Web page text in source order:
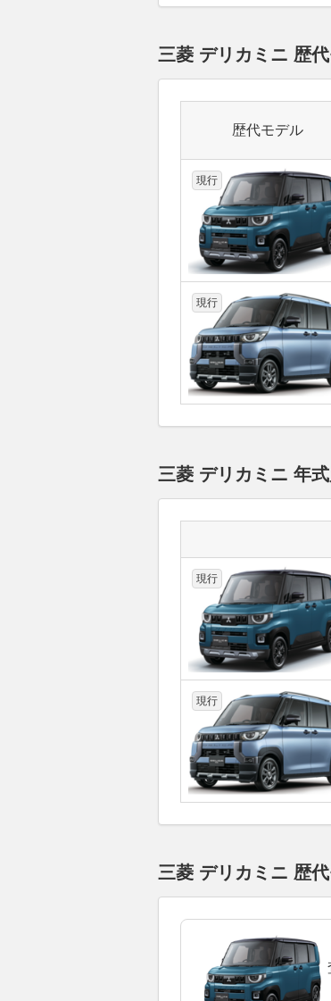
三菱 デリカミニ 歴
歴代モデル
現行
現行
三菱 デリカミニ 年
現行
現行
三菱 デリカミニ 歴